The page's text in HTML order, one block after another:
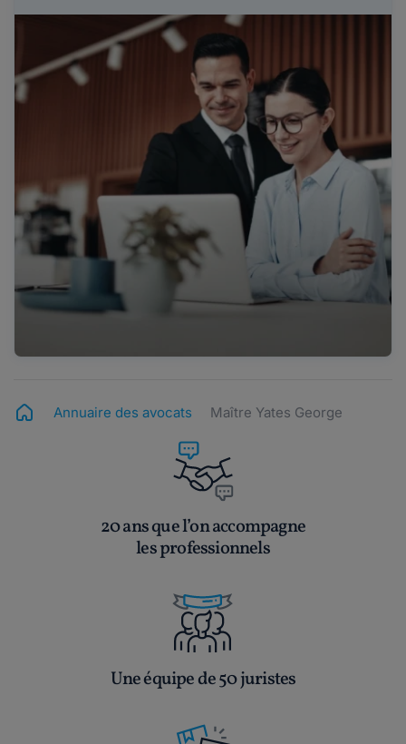
Annuaire des avocats Maître Yates George
20 ans que l’on accompagne
les professionnels
Une équipe de 50 juristes